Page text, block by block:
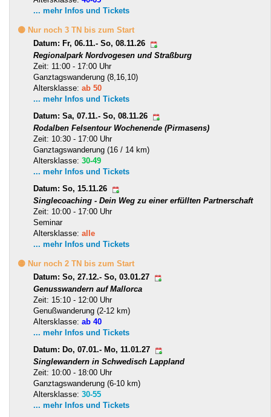
... mehr Infos und Tickets
🟡 Nur noch 3 TN bis zum Start
Datum: Fr, 06.11.- So, 08.11.26
Regionalpark Nordvogesen und Straßburg
Zeit: 11:00 - 17:00 Uhr
Ganztagswanderung (8,16,10)
Altersklasse: ab 50
... mehr Infos und Tickets
Datum: Sa, 07.11.- So, 08.11.26
Rodalben Felsentour Wochenende (Pirmasens)
Zeit: 10:30 - 17:00 Uhr
Ganztagswanderung (16 / 14 km)
Altersklasse: 30-49
... mehr Infos und Tickets
Datum: So, 15.11.26
Singlecoaching - Dein Weg zu einer erfüllten Partnerschaft
Zeit: 10:00 - 17:00 Uhr
Seminar
Altersklasse: alle
... mehr Infos und Tickets
🟡 Nur noch 2 TN bis zum Start
Datum: So, 27.12.- So, 03.01.27
Genusswandern auf Mallorca
Zeit: 15:10 - 12:00 Uhr
Genußwanderung (2-12 km)
Altersklasse: ab 40
... mehr Infos und Tickets
Datum: Do, 07.01.- Mo, 11.01.27
Singlewandern in Schwedisch Lappland
Zeit: 10:00 - 18:00 Uhr
Ganztagswanderung (6-10 km)
Altersklasse: 30-55
... mehr Infos und Tickets